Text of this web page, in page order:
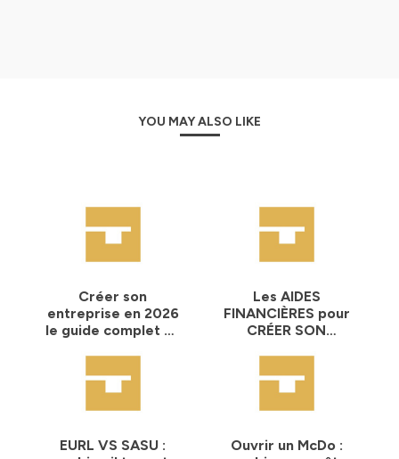
YOU MAY ALSO LIKE
Créer son
entreprise en 2026
le guide complet en
Les AIDES
FINANCIÈRES pour
CRÉER SON
EURL VS SASU :
Ouvrir un McDo :